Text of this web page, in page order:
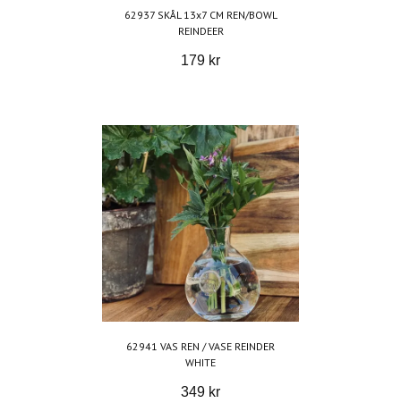
62937 SKÅL 13x7 CM REN/BOWL
REINDEER
179 kr
62941 VAS REN / VASE REINDER
WHITE
349 kr